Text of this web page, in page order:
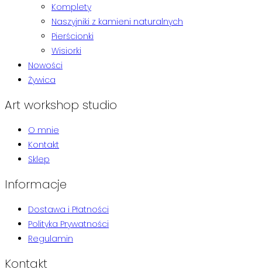
Komplety
Naszyjniki z kamieni naturalnych
Pierścionki
Wisiorki
Nowości
Żywica
Art workshop studio
O mnie
Kontakt
Sklep
Informacje
Dostawa i Płatności
Polityka Prywatności
Regulamin
Kontakt